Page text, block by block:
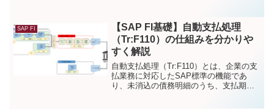
て、その用途や意味を解説する。
SAP FI
【SAP FI基礎】自動支払処理
（Tr:F110）の仕組みを分かりや
すく解説
自動支払処理（Tr:F110）とは、企業の支
払業務に対応したSAP標準の機能であ
り、未消込の債務明細のうち、支払期日